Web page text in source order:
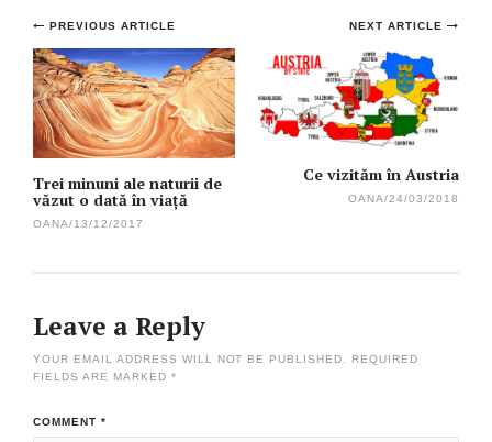
Post
navigation
NEXT ARTICLE
Ce vizităm în Austria
OANA/24/03/2018
PREVIOUS ARTICLE
Trei minuni ale naturii de
văzut o dată în viață
OANA/13/12/2017
Leave a Reply
YOUR EMAIL ADDRESS WILL NOT BE PUBLISHED.
REQUIRED
FIELDS ARE MARKED *
COMMENT *